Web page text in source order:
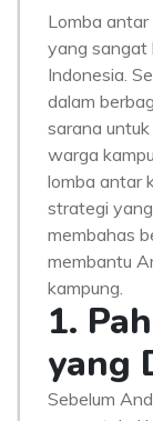
Lomba
yang sangat
Indonesia.
dalam
sarana
warga
lomba antar
strategi
membahas
membantu
kampung.
1.
yang
Sebelum